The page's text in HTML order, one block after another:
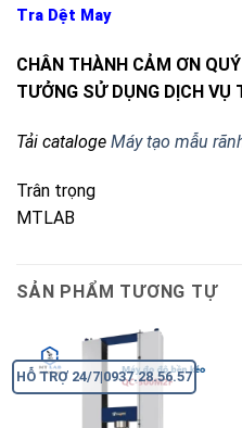
Tra Dệt May
CHÂN THÀNH CẢM ƠN
TƯỞNG SỬ DỤNG DỊCH VỤ
Tải cataloge Máy tạo mẫu
Trân trọng
MTLAB
SẢN PHẨM TƯƠNG TỰ
HỖ TRỢ 24/7|0937.28.56.57